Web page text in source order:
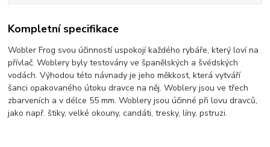
Kompletní specifikace
Wobler Frog svou účinností uspokojí každého rybáře, který loví na
přívlač. Woblery byly testovány ve španělských a švédských
vodách. Výhodou této návnady je jeho měkkost, která vytváří
šanci opakovaného útoku dravce na něj. Woblery jsou ve třech
zbarveních a v délce 55 mm. Woblery jsou účinné při lovu dravců,
jako např. štiky, velké okouny, candáti, tresky, líny, pstruzi.